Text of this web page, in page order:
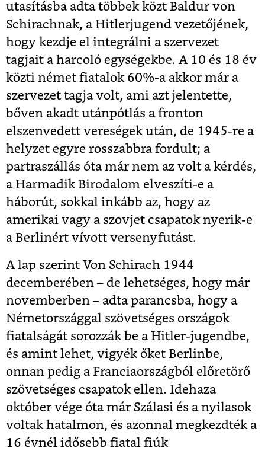
utasításba adta többek közt Baldur von
Schirachnak, a Hitlerjugend vezetőjének,
hogy kezdje el integrálni a szervezet
tagjait a harcoló egységekbe. A 10 és 18 év
közti német fiatalok 60%-a akkor már a
szervezet tagja volt, ami azt jelentette,
bőven akadt utánpótlás a fronton
elszenvedett vereségek után, de 1945-re a
helyzet egyre rosszabbra fordult; a
partraszállás óta már nem az volt a kérdés,
a Harmadik Birodalom elveszíti-e a
háborút, sokkal inkább az, hogy az
amerikai vagy a szovjet csapatok nyerik-e
a Berlinért vívott versenyfutást.
A lap szerint Von Schirach 1944
decemberében – de lehetséges, hogy már
novemberben – adta parancsba, hogy a
Németországgal szövetséges országok
fiatalságát sorozzák be a Hitler-jugendbe,
és amint lehet, vigyék őket Berlinbe,
onnan pedig a Franciaországból előretörő
szövetséges csapatok ellen. Idehaza
október vége óta már Szálasi és a nyilasok
voltak hatalmon, és azonnal megkezdték a
16 évnél idősebb fiatal fiúk